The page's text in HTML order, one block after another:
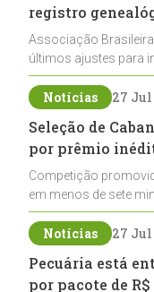
registro
Associação
últimos ajustes para
de registros, abrindo
pecuária nacional
Notícias 27 Jul
Seleção de
por prêmio
Competição
em menos de sete
cabanhas na
ao laço
Notícias 27 Jul
Pecuária está
por pacote de